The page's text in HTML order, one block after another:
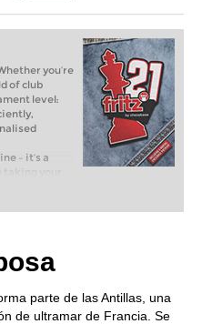
you’re
of club
level:
– it’s a
your
or already
you can
with a
parte de las Antillas, una
de ultramar de Francia. Se